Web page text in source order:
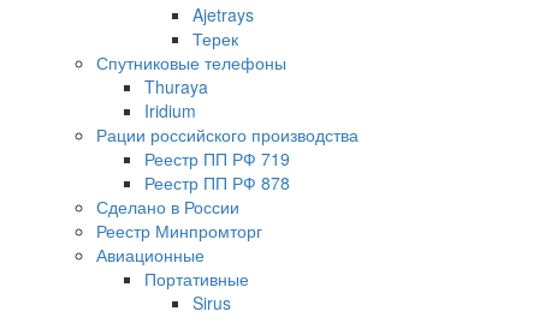
Ajetrays
Терек
Спутниковые телефоны
Thuraya
Iridium
Рации российского производства
Реестр ПП РФ 719
Реестр ПП РФ 878
Сделано в России
Реестр Минпромторг
Авиационные
Портативные
Sirus